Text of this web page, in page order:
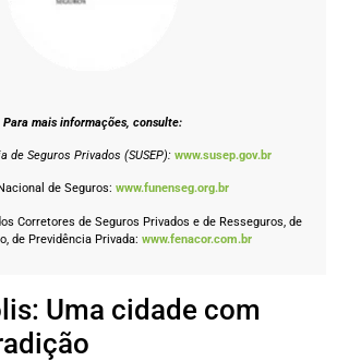
Para mais informações, consulte:
de Seguros Privados (SUSEP): www.susep.gov.br
de Seguros: www.funenseg.org.br
Corretores de Seguros Privados e de Resseguros, de
de Previdência Privada: www.fenacor.com.br
Uma cidade com